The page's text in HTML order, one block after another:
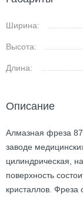
Ширина:
Высота:
Длина:
Описание
Алмазная фреза
заводе
цилиндрическая,
поверхность
кристаллов.